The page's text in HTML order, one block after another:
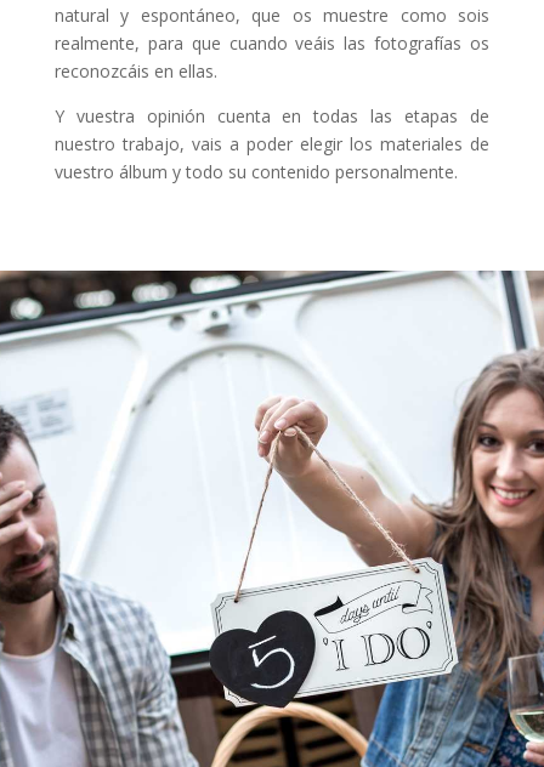
natural y espontáneo, que os muestre como sois
realmente, para que cuando veáis las fotografías os
reconozcáis en ellas.
Y vuestra opinión cuenta en todas las etapas de
nuestro trabajo, vais a poder elegir los materiales de
vuestro álbum y todo su contenido personalmente.